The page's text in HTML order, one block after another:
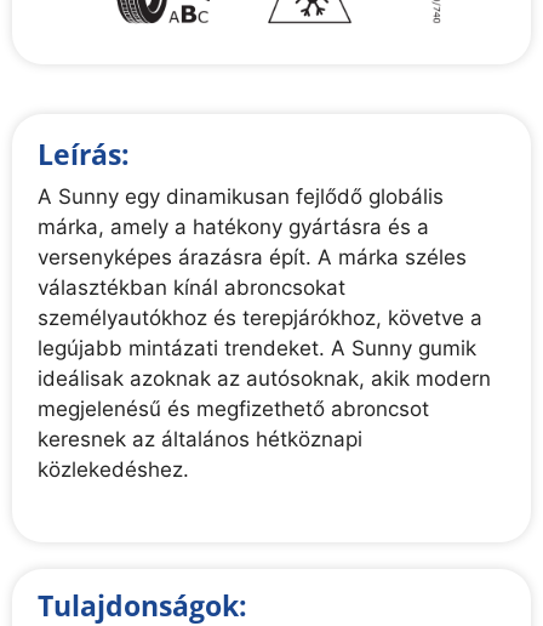
Leírás:
A Sunny egy dinamikusan fejlődő globális
márka, amely a hatékony gyártásra és a
versenyképes árazásra épít. A márka széles
választékban kínál abroncsokat
személyautókhoz és terepjárókhoz, követve a
legújabb mintázati trendeket. A Sunny gumik
ideálisak azoknak az autósoknak, akik modern
megjelenésű és megfizethető abroncsot
keresnek az általános hétköznapi
közlekedéshez.
Tulajdonságok: